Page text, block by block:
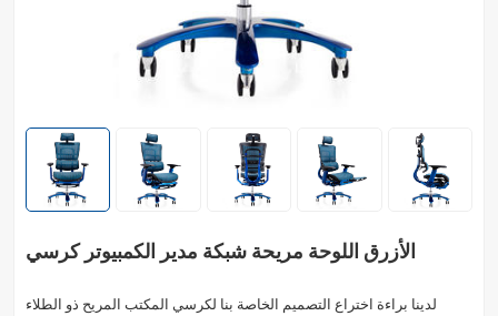
الأزرق اللوحة مريحة شبكة مدير الكمبيوتر كرسي
لدينا براءة اختراع التصميم الخاصة بنا لكرسي المكتب المريح ذو الطلاء